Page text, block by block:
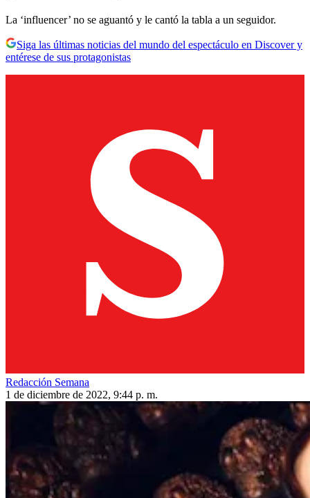
La ‘influencer’ no se aguantó y le cantó la tabla a un seguidor.
Siga las últimas noticias del mundo del espectáculo en Discover y
entérese de sus protagonistas
Redacción Semana
1 de diciembre de 2022, 9:44 p. m.